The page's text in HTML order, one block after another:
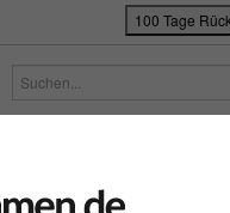
100 Tage